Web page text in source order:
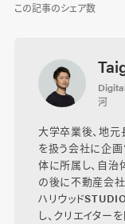
この記事のシェア数
河
大学卒業後、地元
を扱う会社に企
体に所属し、自治
の後に不動産会
ハリウッド
し、クリエイター